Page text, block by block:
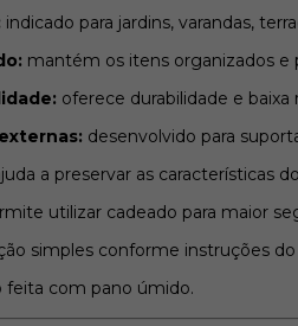
indicado para jardins, varandas,
mantém os itens organizados e
oferece durabilidade e
desenvolvido para
a preservar as características
utilizar cadeado para maior
simples conforme instruções
feita com pano úmido.